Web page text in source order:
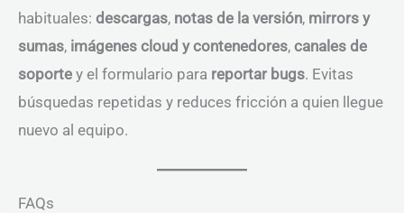
habituales: descargas, notas de la versión, mirrors y
sumas, imágenes cloud y contenedores, canales de
soporte y el formulario para reportar bugs. Evitas
búsquedas repetidas y reduces fricción a quien llegue
nuevo al equipo.
FAQs